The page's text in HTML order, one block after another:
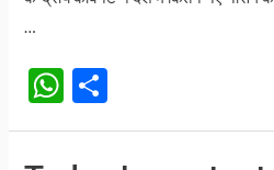
…
W
h
at
h
ar